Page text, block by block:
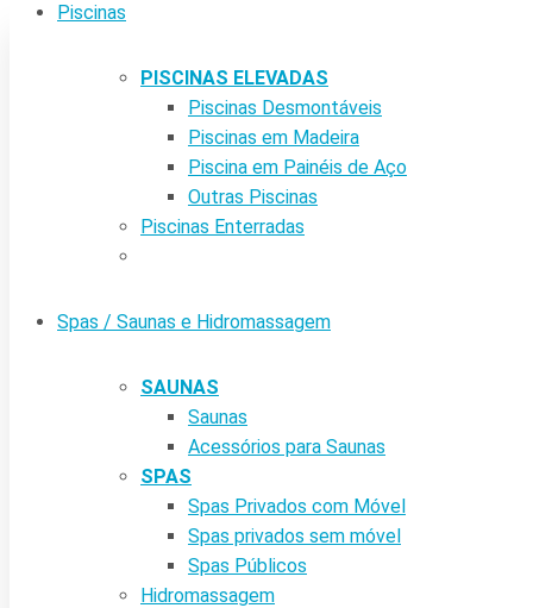
Piscinas
PISCINAS ELEVADAS
Piscinas Desmontáveis
Piscinas em Madeira
Piscina em Painéis de Aço
Outras Piscinas
Piscinas Enterradas
Spas / Saunas e Hidromassagem
SAUNAS
Saunas
Acessórios para Saunas
SPAS
Spas Privados com Móvel
Spas privados sem móvel
Spas Públicos
Hidromassagem